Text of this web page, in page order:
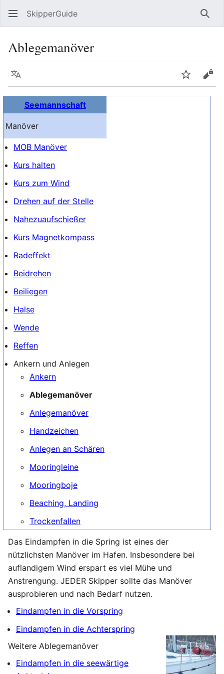
SkipperGuide
Ablegemanöver
Sprache
Seemannschaft
Manöver
MOB Manöver
Kurs halten
Kurs zum Wind
Drehen auf der Stelle
Nahezuaufschießer
Kurs Magnetkompass
Radeffekt
Beidrehen
Beiliegen
Halse
Wende
Reffen
Ankern und Anlegen
Ankern
Ablegemanöver
Anlegemanöver
Handzeichen
Anlegen an Schären
Mooringleine
Mooringboje
Beaching, Landing
Trockenfallen
Das Eindampfen in die Spring ist eines der
nützlichsten Manöver im Hafen. Insbesondere bei
auflandigem Wind erspart es viel Mühe und
Anstrengung. JEDER Skipper sollte das Manöver
ausprobieren und nach Bedarf nutzen.
Eindampfen in die Vorspring
Eindampfen in die Achterspring
Weitere Ablegemanöver
Eindampfen in die seewärtige